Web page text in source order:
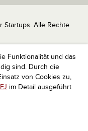
Funktionalität und das
sind. Durch die
von Cookies zu,
im Detail ausgeführt
Startups. Alle Rechte